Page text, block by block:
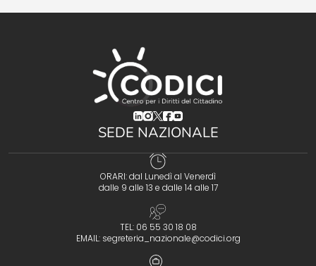
(opens in a new tab)
(opens in a new tab)
(opens in a new tab)
(opens in a new tab)
(opens in a new tab)
SEDE NAZIONALE
ORARI: dal Lunedì al Venerdì
dalle 9 alle 13 e dalle 14 alle 17
TEL: 06 55 30 18 08
EMAIL: segreteria_nazionale@codici.org